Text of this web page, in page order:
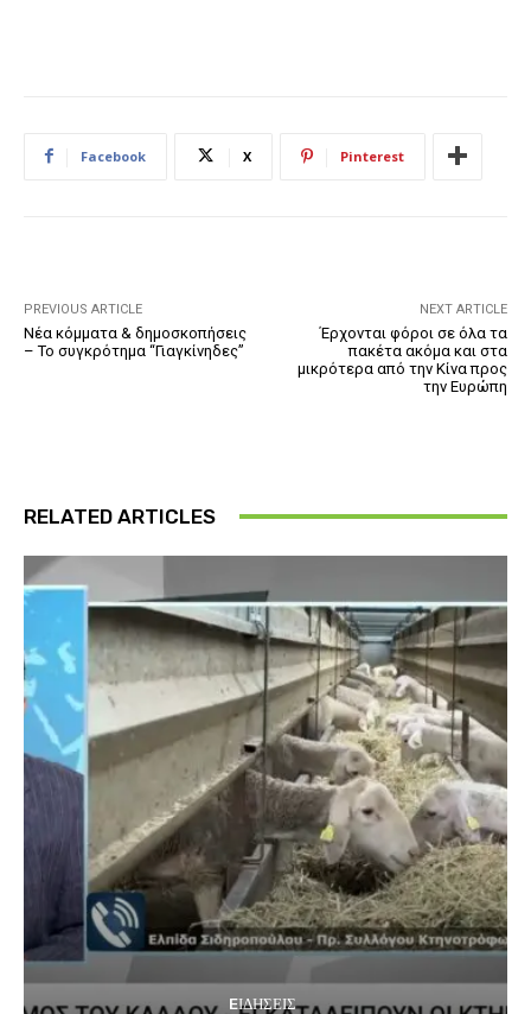
Facebook X Pinterest
PREVIOUS ARTICLE
Νέα κόμματα & δημοσκοπήσεις
– Το συγκρότημα “Γιαγκίνηδες”
NEXT ARTICLE
Έρχονται φόροι σε όλα τα
πακέτα ακόμα και στα
μικρότερα από την Κίνα προς
την Ευρώπη
RELATED ARTICLES
EΙΔΗΣΕΙΣ